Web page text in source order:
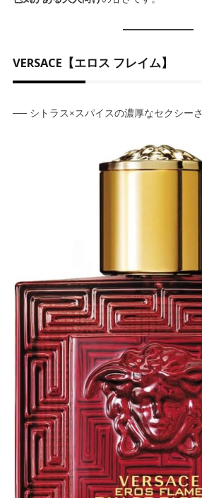
VERSACE【エロス フレイム】
── シトラス×スパイスの濃厚なセクシーさ